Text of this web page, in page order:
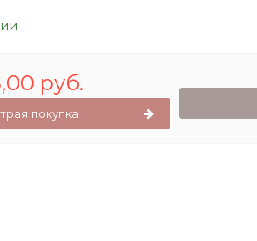
руб.
покупка